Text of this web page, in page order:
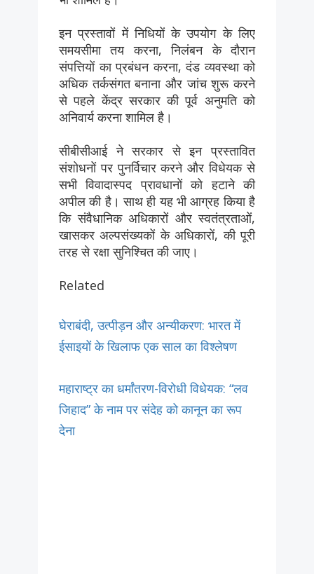
इन प्रस्तावों में निधियों के उपयोग के लिए
समयसीमा तय करना, निलंबन के दौरान
संपत्तियों का प्रबंधन करना, दंड व्यवस्था को
अधिक तर्कसंगत बनाना और जांच शुरू करने
से पहले केंद्र सरकार की पूर्व अनुमति को
अनिवार्य करना शामिल है।
सीबीसीआई ने सरकार से इन प्रस्तावित
संशोधनों पर पुनर्विचार करने और विधेयक से
सभी विवादास्पद प्रावधानों को हटाने की
अपील की है। साथ ही यह भी आग्रह किया है
कि संवैधानिक अधिकारों और स्वतंत्रताओं,
खासकर अल्पसंख्यकों के अधिकारों, की पूरी
तरह से रक्षा सुनिश्चित की जाए।
Related
घेराबंदी, उत्पीड़न और अन्यीकरण: भारत में
ईसाइयों के खिलाफ एक साल का विश्लेषण
महाराष्ट्र का धर्मांतरण-विरोधी विधेयक: “लव
जिहाद” के नाम पर संदेह को कानून का रूप
देना